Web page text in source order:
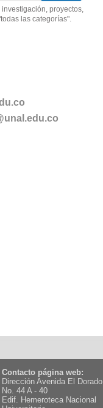
proyectos,
las categorías".
Contacto página web:
Dirección Avenida El Dorado
No. 44 A - 40
Edif. Hemeroteca Nacional